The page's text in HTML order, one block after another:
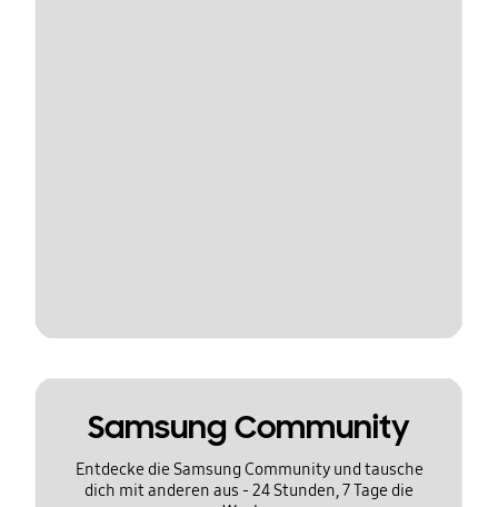
Samsung Community
Entdecke die Samsung Community und tausche
dich mit anderen aus - 24 Stunden, 7 Tage die